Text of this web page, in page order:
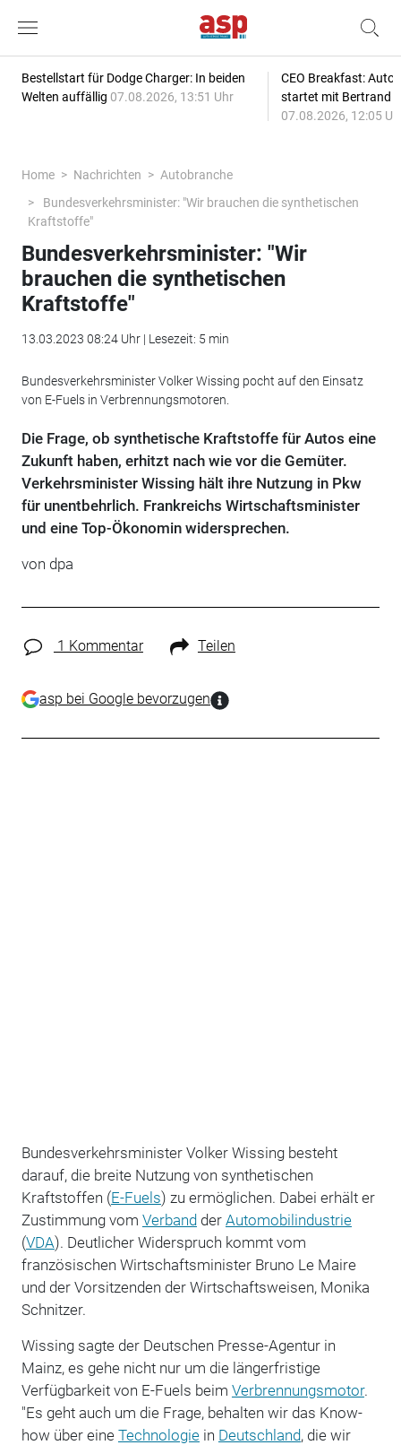
Bestellstart für Dodge Charger: In beiden
Welten auffällig 07.08.2026, 13:51 Uhr
CEO Breakfast:
startet mit Bertrand
07.08.2026, 12:05
Home Nachrichten
Autobranche
Bundesverkehrsminister: "Wir brauchen die synthetischen
Kraftstoffe"
Bundesverkehrsminister: "Wir
brauchen die synthetischen
Kraftstoffe"
13.03.2023 08:24 Uhr | Lesezeit: 5 min
Bundesverkehrsminister Volker Wissing pocht auf den Einsatz
von E-Fuels in Verbrennungsmotoren.
Die Frage, ob synthetische Kraftstoffe für Autos eine
Zukunft haben, erhitzt nach wie vor die Gemüter.
Verkehrsminister Wissing hält ihre Nutzung in Pkw
für unentbehrlich. Frankreichs Wirtschaftsminister
und eine Top-Ökonomin widersprechen.
von dpa
1 Kommentar Teilen
asp bei Google bevorzugen
Bundesverkehrsminister Volker Wissing besteht
darauf, die breite Nutzung von synthetischen
Kraftstoffen (E-Fuels) zu ermöglichen. Dabei erhält er
Zustimmung vom Verbandder Automobilindustrie
(VDA). Deutlicher Widerspruch kommt vom
französischen Wirtschaftsminister Bruno Le Maire
und der Vorsitzenden der Wirtschaftsweisen, Monika
Schnitzer.
Wissing sagte der Deutschen Presse-Agentur in
Mainz, es gehe nicht nur um die längerfristige
Verfügbarkeit von E-Fuels beim Verbrennungsmotor.
"Es geht auch um die Frage, behalten wir das Know-
how über eine Technologiein Deutschland, die wir